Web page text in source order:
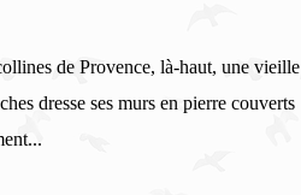
de Provence, là-haut, une vieille
dresse ses murs en pierre couverts